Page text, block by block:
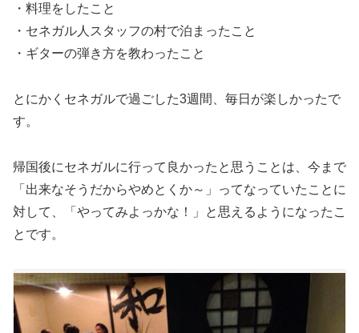
・料理をしたこと
・セネガル人スタッフの村で泊まったこと
・ギターの弾き方を教わったこと
とにかくセネガルで過ごした3週間、毎日が楽しかったで
す。
帰国後にセネガルに行って良かったと思うことは、今まで
「出来なそうだからやめとくか～」ってなっていたことに
対して、「やってみよっかな！」と思えるようになったこ
とです。